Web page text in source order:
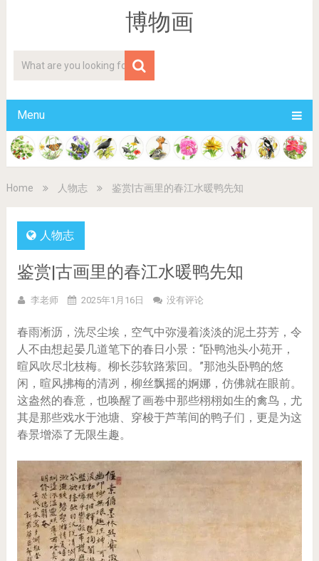
博物画
Menu
Home 人物志 鉴赏|古画里的春江水暖鸭先知
人物志
鉴赏|古画里的春江水暖鸭先知
李老师 2025年1月16日 没有评论
春雨淅沥，洗尽尘埃，空气中弥漫着淡淡的泥土芬芳，令
人不由想起晏几道笔下的春日小景：“卧鸭池头小苑开，
暄风吹尽北枝梅。柳长莎软路萦回。”那池头卧鸭的悠
闲，暄风拂梅的清冽，柳丝飘摇的婀娜，仿佛就在眼前。
这盎然的春意，也唤醒了画卷中那些栩栩如生的禽鸟，尤
其是那些戏水于池塘、穿梭于芦苇间的鸭子们，更是为这
春景增添了无限生趣。